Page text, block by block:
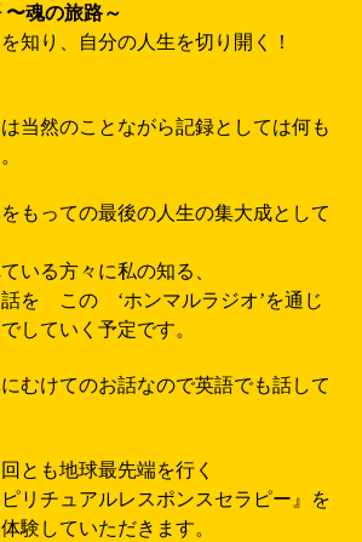
魂の旅路～
知り、自分の人生を切り開く！
当然のことながら記録としては何も
もっての最後の人生の集大成として
いる方々に私の知る、
話を この ‘ホンマルラジオ’を通じ
していく予定です。
むけてのお話なので英語でも話して
とも地球最先端を行く
ピリチュアルレスポンスセラピー』を
験していただきます。